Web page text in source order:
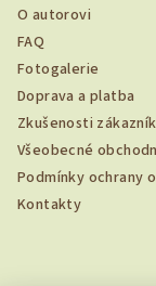
O autorovi
FAQ
Fotogalerie
Doprava a platba
Zkušenosti
Všeobecné
Podmínky ochrany
Kontakty